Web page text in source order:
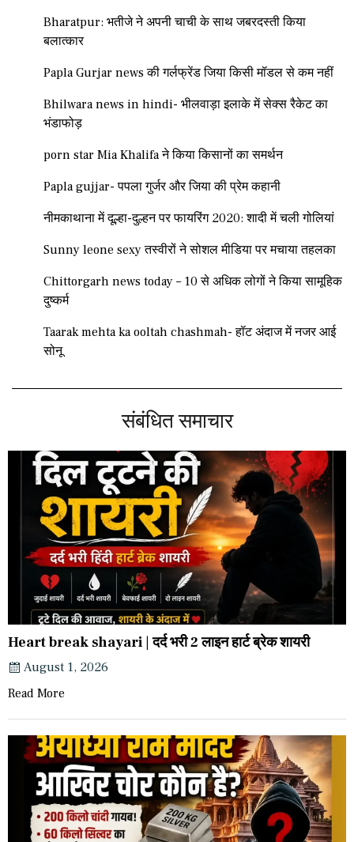
Bharatpur: भतीजे ने अपनी चाची के साथ जबरदस्ती किया
बलात्कार
Papla Gurjar news की गर्लफ्रेंड जिया किसी मॉडल से कम नहीं
Bhilwara news in hindi- भीलवाड़ा इलाके में सेक्स रैकेट का
भंडाफोड़
porn star Mia Khalifa ने किया किसानों का समर्थन
Papla gujjar- पपला गुर्जर और जिया की प्रेम कहानी
नीमकाथाना में दूल्हा-दुल्हन पर फायरिंग 2020: शादी में चली गोलियां
Sunny leone sexy तस्वीरों ने सोशल मीडिया पर मचाया तहलका
Chittorgarh news today – 10 से अधिक लोगों ने किया सामूहिक
दुष्कर्म
Taarak mehta ka ooltah chashmah- हॉट अंदाज में नजर आई
सोनू
संबंधित समाचार
Heart break shayari | दर्द भरी 2 लाइन हार्ट ब्रेक शायरी
August 1, 2026
Read More